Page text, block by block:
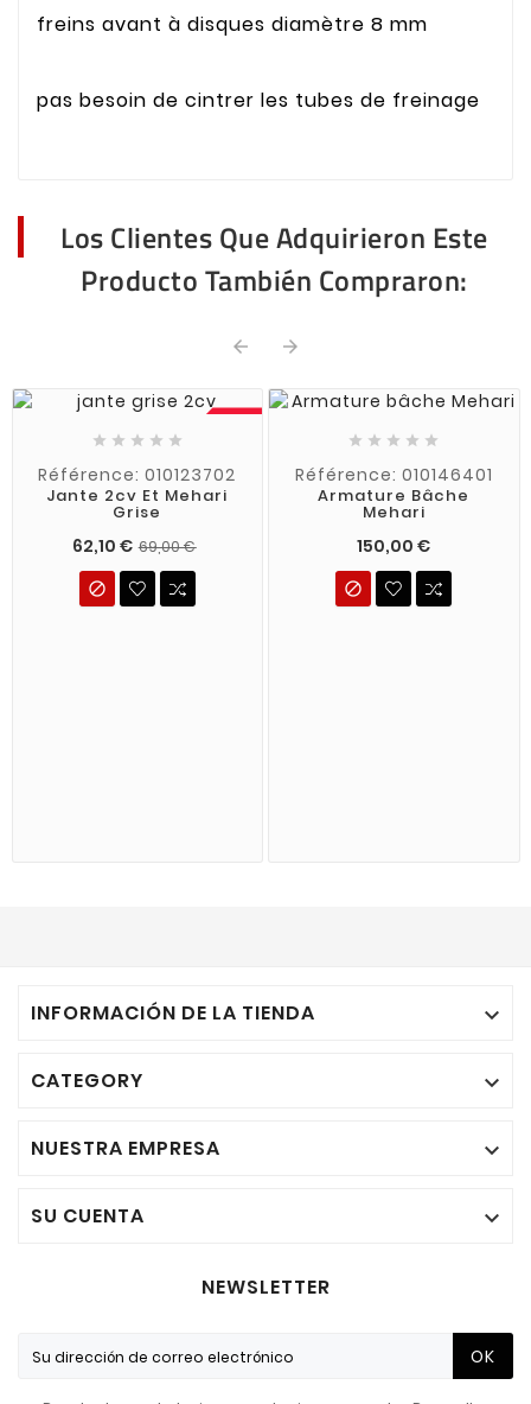
freins avant à disques diamètre 8 mm
pas besoin de cintrer les tubes de freinage
Los Clientes Que Adquirieron Este
Producto También Compraron:
 
-10%
    
Référence: 010123702
Jante 2cv Et Mehari
Grise
62,10 € 69,00 €

    
Référence: 010146401
Armature Bâche
Mehari
150,00 €

INFORMACIÓN DE LA TIENDA 
CATEGORY 
NUESTRA EMPRESA 
SU CUENTA 
NEWSLETTER
OK